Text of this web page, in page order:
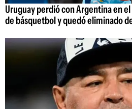
Uruguay perdió con Argentina en
de básquetbol y quedó eliminado